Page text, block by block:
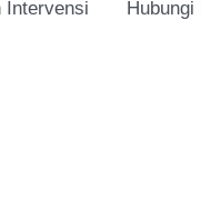
Intervensi Hubungi